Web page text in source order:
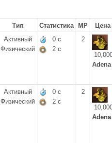
Тип Статистика MP
Цена
Активный
Физический
0 с
2 с
2
Adena
Активный
Физический
0 с
2 с
2
Adena